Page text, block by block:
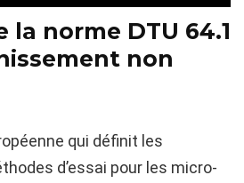
la norme DTU 64.1
non
qui définit les
d’essai pour les micro-